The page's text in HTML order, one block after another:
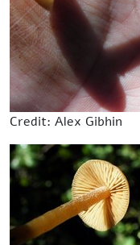
Credit: Alex Gibhin